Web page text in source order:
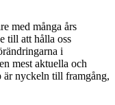
med många års
till att hålla oss
i
mest aktuella och
är nyckeln till framgång,